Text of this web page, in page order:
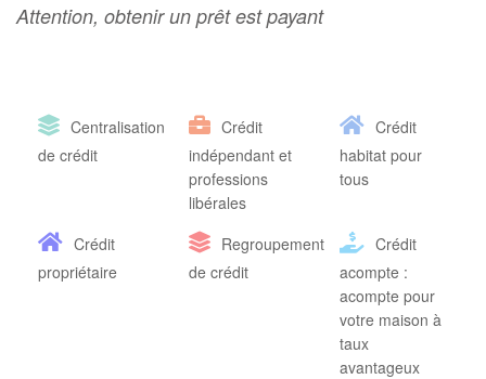
Attention, obtenir un prêt est payant
Centralisation
de crédit
Crédit
indépendant et
professions
libérales
Crédit
habitat pour
tous
Crédit
propriétaire
Regroupement
de crédit
Crédit
acompte :
acompte pour
votre maison à
taux
avantageux